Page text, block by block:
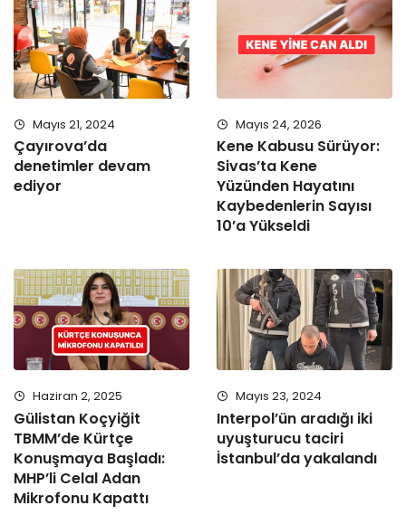
Mayıs 21, 2024
Çayırova’da
denetimler devam
ediyor
Mayıs 24, 2026
Kene Kabusu Sürüyor:
Sivas’ta Kene
Yüzünden Hayatını
Kaybedenlerin Sayısı
10’a Yükseldi
Haziran 2, 2025
Gülistan Koçyiğit
TBMM’de Kürtçe
Konuşmaya Başladı:
MHP’li Celal Adan
Mikrofonu Kapattı
Mayıs 23, 2024
Interpol’ün aradığı iki
uyuşturucu taciri
İstanbul’da yakalandı